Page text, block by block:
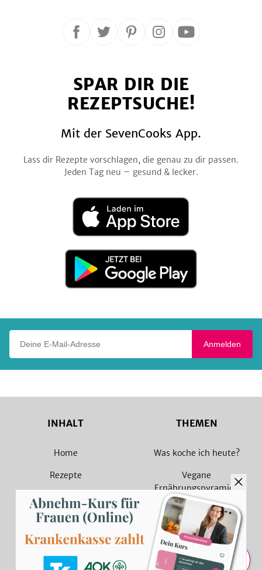
Folge
Facebook
Folge
Twitter
Folge
Pinterest
Folge
Instagram
Folge
YouTube
SPAR DIR DIE
REZEPTSUCHE!
Mit der SevenCooks App.
Lass dir Rezepte vorschlagen, die genau zu dir passen.
Jeden Tag neu – gesund & lecker.
Laden
im
App
Jetzt
Google
Anmelden
INHALT
Home
Rezepte
Magazin
Sammlungen
Rezept Suche
THEMEN
Was koche ich heute?
Vegane
Ernährungspyramide
Vegane Rezepte
Vegetarische Rezepte